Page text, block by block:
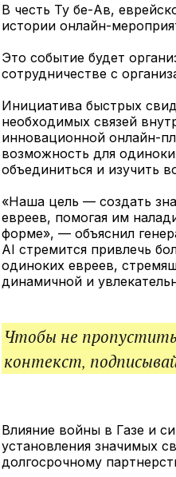
В честь Ту бе-Ав,
истории онлайн-
Это событие будет
сотрудничестве с
Инициатива быстрых
необходимых связей
инновационной онлайн-
возможность для
объединиться и изучить
«Наша цель — создать
евреев, помогая им
форме», — объяснил
AI стремится привлечь
одиноких евреев,
динамичной и
Чтобы не
контекст,
Влияние войны в Газе и
установления значимых
долгосрочному